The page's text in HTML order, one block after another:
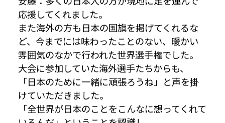
応援してくれました。
また海外の方も日本の国旗を掲げてくれるな
ど、今までには味わったことのない、暖かい
雰囲気のなかで行われた世界選手権でした。
大会に参加していた海外選手たちからも、
「日本のために一緒に頑張ろうね」と声を掛
けていただきました。
「全世界が日本のことをこんなに想ってくれて